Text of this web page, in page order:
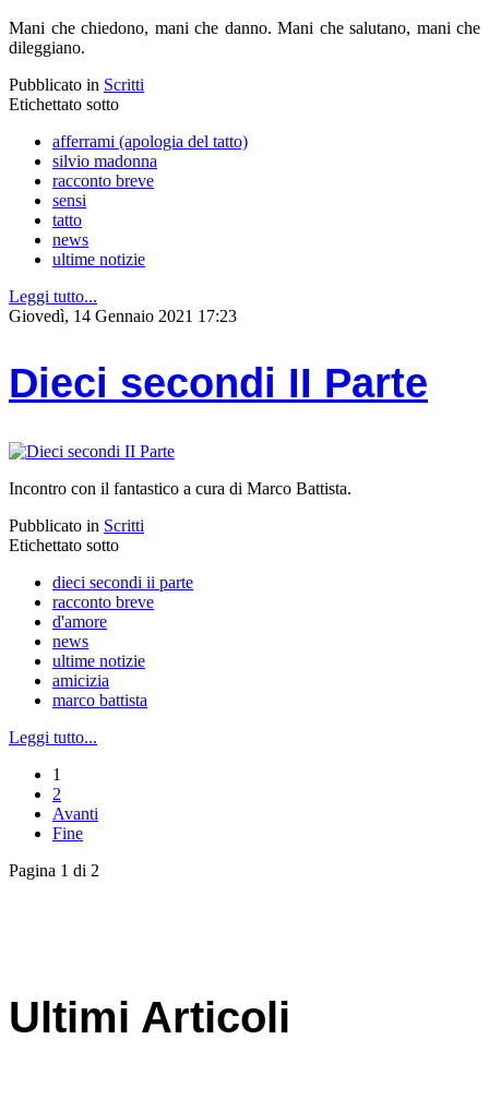
Mani che chiedono, mani che danno. Mani che salutano, mani che
dileggiano.
Pubblicato in Scritti
Etichettato sotto
afferrami (apologia del tatto)
silvio madonna
racconto breve
sensi
tatto
news
ultime notizie
Leggi tutto...
Giovedì, 14 Gennaio 2021 17:23
Dieci secondi II Parte
Incontro con il fantastico a cura di Marco Battista.
Pubblicato in Scritti
Etichettato sotto
dieci secondi ii parte
racconto breve
d'amore
news
ultime notizie
amicizia
marco battista
Leggi tutto...
1
2
Avanti
Fine
Pagina 1 di 2
Ultimi Articoli